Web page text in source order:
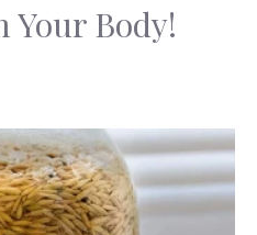
Your Body!